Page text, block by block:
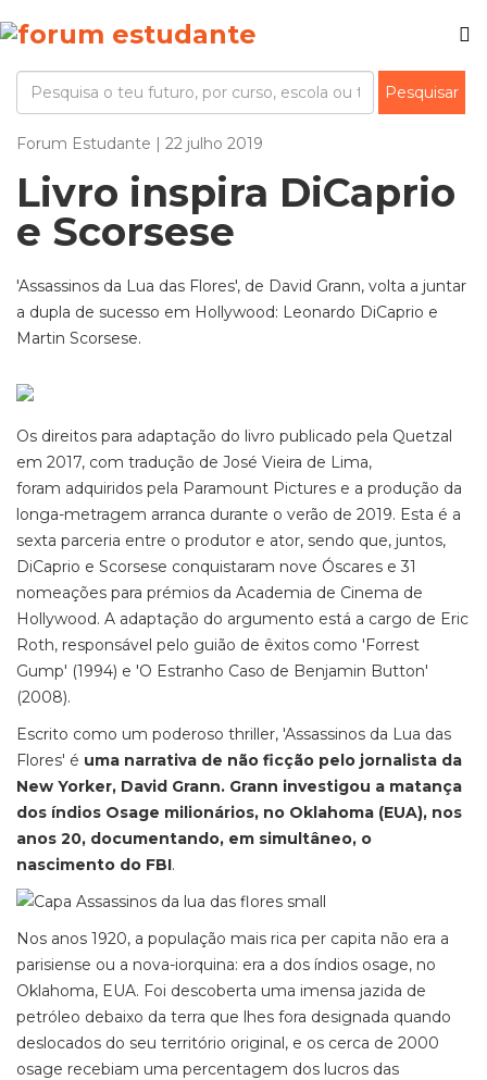
Forum Estudante | 22 julho 2019
Livro inspira DiCaprio
e Scorsese
'Assassinos da Lua das Flores', de David Grann, volta a juntar
a dupla de sucesso em Hollywood: Leonardo DiCaprio e
Martin Scorsese.
Os direitos para adaptação do livro publicado pela Quetzal
em 2017, com tradução de José Vieira de Lima,
foram adquiridos pela Paramount Pictures e a produção da
longa-metragem arranca durante o verão de 2019. Esta é a
sexta parceria entre o produtor e ator, sendo que, juntos,
DiCaprio e Scorsese conquistaram nove Óscares e 31
nomeações para prémios da Academia de Cinema de
Hollywood. A adaptação do argumento está a cargo de Eric
Roth, responsável pelo guião de êxitos como 'Forrest
Gump' (1994) e 'O Estranho Caso de Benjamin Button'
(2008).
Escrito como um poderoso thriller, 'Assassinos da Lua das
Flores' é uma narrativa de não ficção pelo jornalista da
New Yorker, David Grann. Grann investigou a matança
dos índios Osage milionários, no Oklahoma (EUA), nos
anos 20, documentando, em simultâneo, o
nascimento do FBI.
Nos anos 1920, a população mais rica per capita não era a
parisiense ou a nova-iorquina: era a dos índios osage, no
Oklahoma, EUA. Foi descoberta uma imensa jazida de
petróleo debaixo da terra que lhes fora designada quando
deslocados do seu território original, e os cerca de 2000
osage recebiam uma percentagem dos lucros das